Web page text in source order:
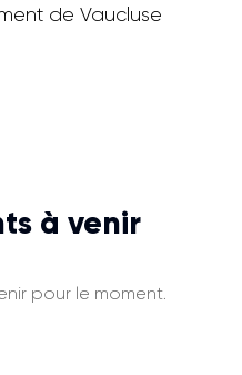
de Vaucluse
à venir
pour le moment.